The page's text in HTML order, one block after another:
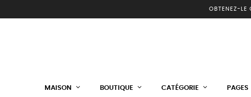
OBTENEZ-LE
MAISON BOUTIQUE CATÉGORIE PAGES